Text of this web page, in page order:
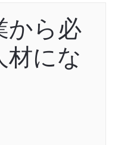
から必
材にな